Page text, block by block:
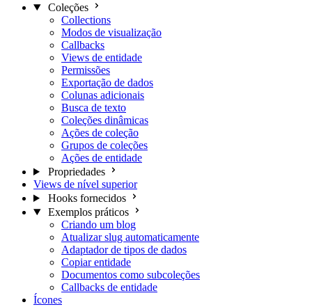
Coleções
Collections
Modos de visualização
Callbacks
Views de entidade
Permissões
Exportação de dados
Colunas adicionais
Busca de texto
Coleções dinâmicas
Ações de coleção
Grupos de coleções
Ações de entidade
Propriedades
Views de nível superior
Hooks fornecidos
Exemplos práticos
Criando um blog
Atualizar slug automaticamente
Adaptador de tipos de dados
Copiar entidade
Documentos como subcoleções
Callbacks de entidade
Ícones